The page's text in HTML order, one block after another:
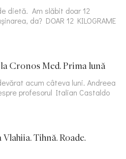
dietă. Am slăbit doar 12
da? DOAR 12 KILOGRAME
Cronos Med. Prima lună
acum câteva luni. Andreea
profesorul Italian Castaldo
Tihnă. Roade.